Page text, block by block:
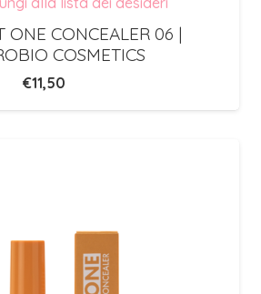
ONE CONCEALER 06 |
COSMETICS
€11,50